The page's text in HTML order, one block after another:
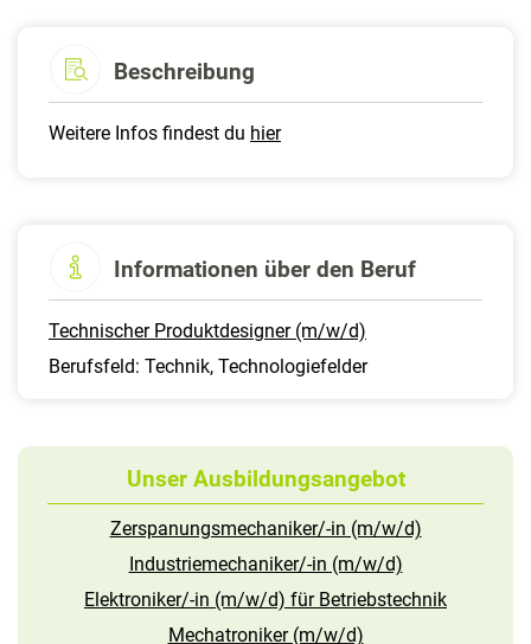
Beschreibung
Weitere Infos findest du hier
Informationen über den Beruf
Technischer Produktdesigner (m/w/d)
Berufsfeld: Technik, Technologiefelder
Unser Ausbildungsangebot
Zerspanungsmechaniker/-in (m/w/d)
Industriemechaniker/-in (m/w/d)
Elektroniker/-in (m/w/d) für Betriebstechnik
Mechatroniker (m/w/d)